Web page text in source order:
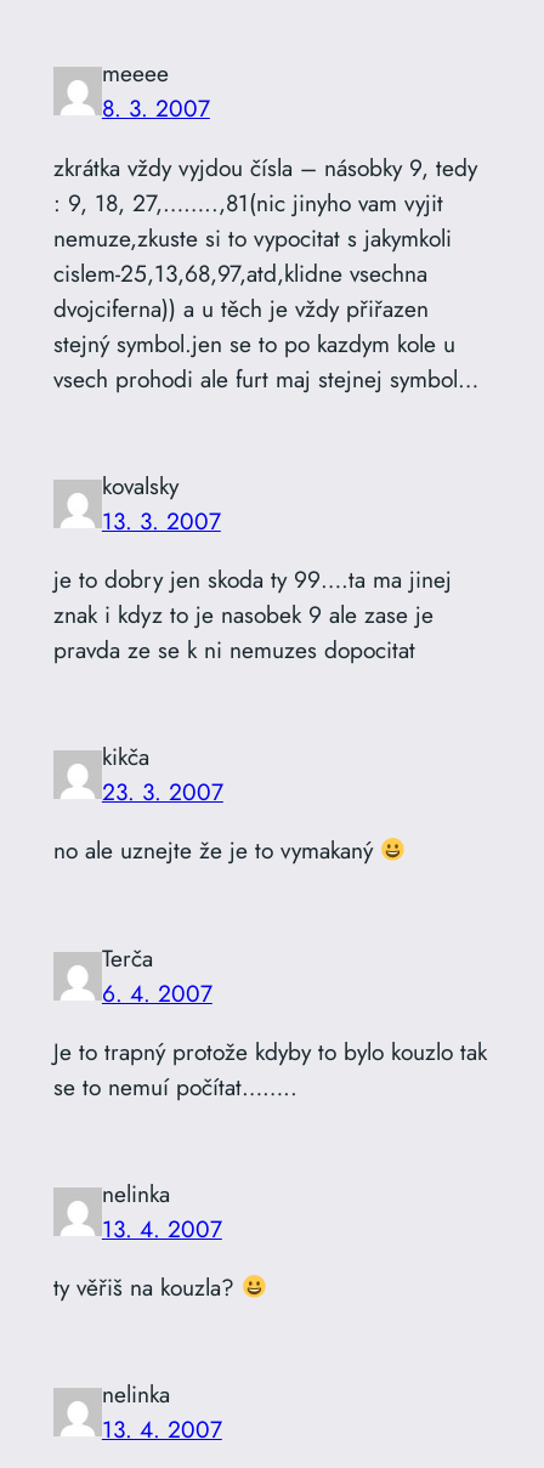
meeee
8. 3. 2007
zkrátka vždy vyjdou čísla – násobky 9, tedy
: 9, 18, 27,……..,81(nic jinyho vam vyjit
nemuze,zkuste si to vypocitat s jakymkoli
cislem-25,13,68,97,atd,klidne vsechna
dvojciferna)) a u těch je vždy přiřazen
stejný symbol.jen se to po kazdym kole u
vsech prohodi ale furt maj stejnej symbol…
kovalsky
13. 3. 2007
je to dobry jen skoda ty 99….ta ma jinej
znak i kdyz to je nasobek 9 ale zase je
pravda ze se k ni nemuzes dopocitat
kikča
23. 3. 2007
no ale uznejte že je to vymakaný
Terča
6. 4. 2007
Je to trapný protože kdyby to bylo kouzlo tak
se to nemuí počítat……..
nelinka
13. 4. 2007
ty věřiš na kouzla?
nelinka
13. 4. 2007